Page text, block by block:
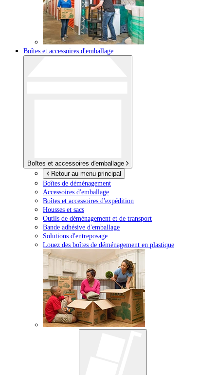
Boîtes et accessoires d'emballage
Boîtes et accessoires d'emballage
Retour au menu principal
Boîtes de déménagement
Accessoires d'emballage
Boîtes et accessoires d'expédition
Housses et sacs
Outils de déménagement et de transport
Bande adhésive d'emballage
Solutions d'entreposage
Louez des boîtes de déménagement en plastique